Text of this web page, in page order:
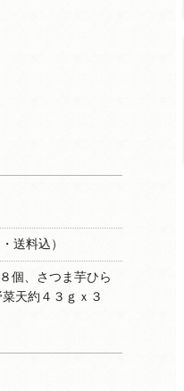
送料込）
個、さつま芋ひら
天約４３ｇｘ３